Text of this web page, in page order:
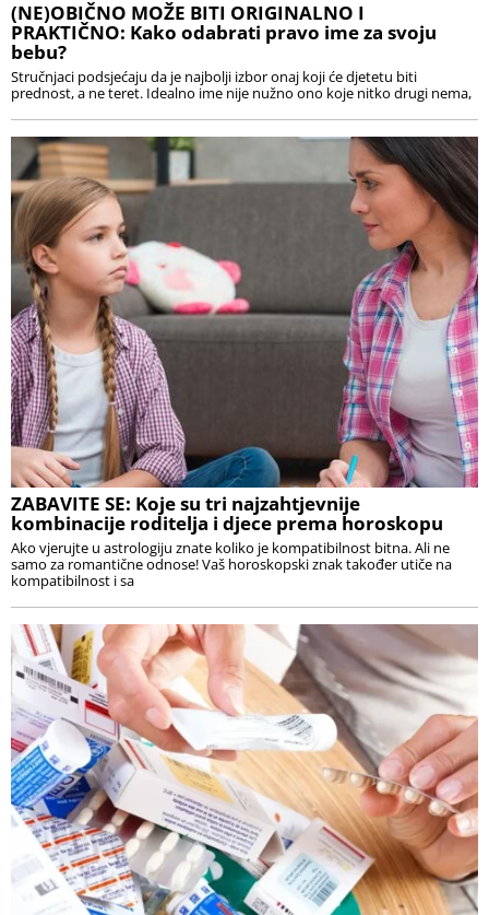
(NE)OBIČNO MOŽE BITI ORIGINALNO I
PRAKTIČNO: Kako odabrati pravo ime za svoju
bebu?
Stručnjaci podsjećaju da je najbolji izbor onaj koji će djetetu biti
prednost, a ne teret. Idealno ime nije nužno ono koje nitko drugi nema,
ZABAVITE SE: Koje su tri najzahtjevnije
kombinacije roditelja i djece prema horoskopu
Ako vjerujte u astrologiju znate koliko je kompatibilnost bitna. Ali ne
samo za romantične odnose! Vaš horoskopski znak također utiče na
kompatibilnost i sa